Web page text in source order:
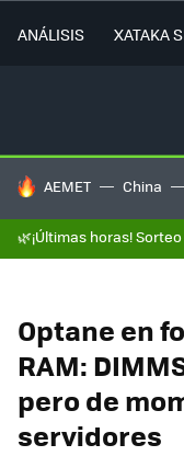
ANÁLISIS XATAKA
HOY SE HABLA DE
AEMET China
🌿¡Últimas horas!
Optane en
RAM:
pero de
servidores